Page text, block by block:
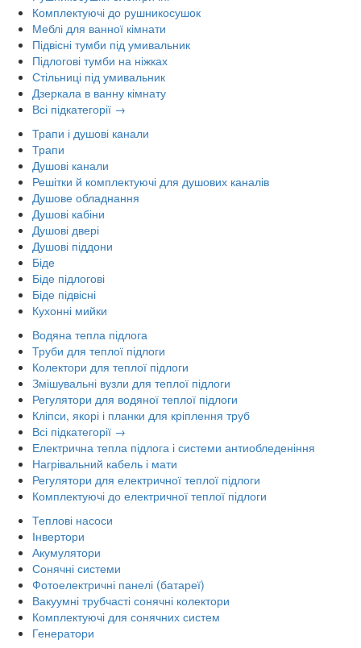
Комплектуючі до рушникосушок
Меблі для ванної кімнати
Підвісні тумби під умивальник
Підлогові тумби на ніжках
Стільниці під умивальник
Дзеркала в ванну кімнату
Всі підкатегорії →
Трапи і душові канали
Трапи
Душові канали
Решітки й комплектуючі для душових каналів
Душове обладнання
Душові кабіни
Душові двері
Душові піддони
Біде
Біде підлогові
Біде підвісні
Кухонні мийки
Водяна тепла підлога
Труби для теплої підлоги
Колектори для теплої підлоги
Змішувальні вузли для теплої підлоги
Регулятори для водяної теплої підлоги
Кліпси, якорі і планки для кріплення труб
Всі підкатегорії →
Електрична тепла підлога і системи антиобледеніння
Нагрівальний кабель і мати
Регулятори для електричної теплої підлоги
Комплектуючі до електричної теплої підлоги
Теплові насоси
Інвертори
Акумулятори
Сонячні системи
Фотоелектричні панелі (батареї)
Вакуумні трубчасті сонячні колектори
Комплектуючі для сонячних систем
Генератори